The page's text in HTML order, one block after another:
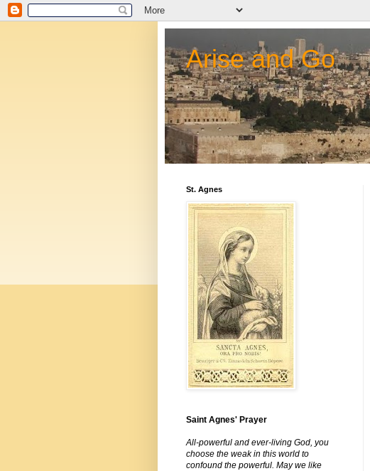
Arise and Go
St. Agnes
Saint Agnes' Prayer
All-powerful and ever-living God, you
choose the weak in this world to
confound the powerful. May we like